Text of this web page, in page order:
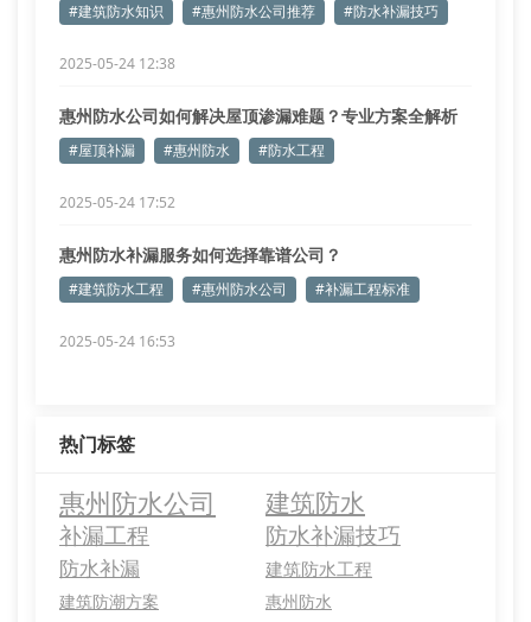
#建筑防水知识 #惠州防水公司推荐 #防水补漏技巧
2025-05-24 12:38
惠州防水公司如何解决屋顶渗漏难题？专业方案全解析
#屋顶补漏 #惠州防水 #防水工程
2025-05-24 17:52
惠州防水补漏服务如何选择靠谱公司？
#建筑防水工程 #惠州防水公司 #补漏工程标准
2025-05-24 16:53
热门标签
惠州防水公司 建筑防水
补漏工程 防水补漏技巧
防水补漏 建筑防水工程
建筑防潮方案
惠州防水